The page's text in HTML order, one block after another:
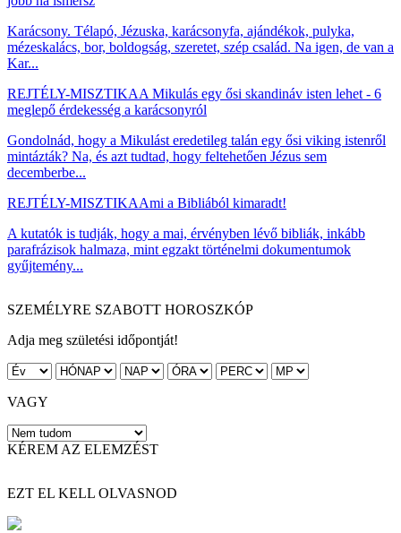
Karácsony. Télapó, Jézuska, karácsonyfa, ajándékok, pulyka,
mézeskalács, bor, boldogság, szeretet, szép család. Na igen, de van a
Kar...
REJTÉLY-MISZTIKAA Mikulás egy ősi skandináv isten lehet - 6
meglepő érdekesség a karácsonyról
Gondolnád, hogy a Mikulást eredetileg talán egy ősi viking istenről
mintázták? Na, és azt tudtad, hogy feltehetően Jézus sem
decemberbe...
REJTÉLY-MISZTIKAAmi a Bibliából kimaradt!
A kutatók is tudják, hogy a mai, érvényben lévő bibliák, inkább
parafrázisok halmaza, mint egzakt történelmi dokumentumok
gyűjtemény...
SZEMÉLYRE SZABOTT HOROSZKÓP
Adja meg születési időpontját!
VAGY
KÉREM AZ ELEMZÉST
EZT EL KELL OLVASNOD